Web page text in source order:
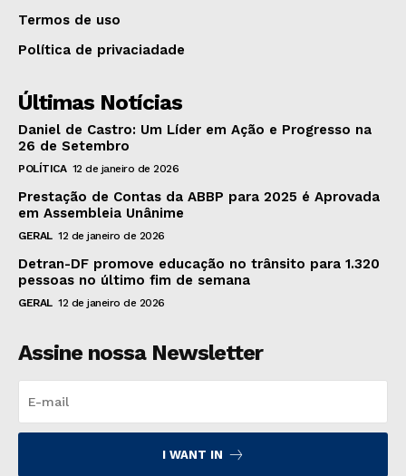
Termos de uso
Política de privaciadade
Últimas Notícias
Daniel de Castro: Um Líder em Ação e Progresso na
26 de Setembro
POLÍTICA 12 de janeiro de 2026
Prestação de Contas da ABBP para 2025 é Aprovada
em Assembleia Unânime
GERAL 12 de janeiro de 2026
Detran-DF promove educação no trânsito para 1.320
pessoas no último fim de semana
GERAL 12 de janeiro de 2026
Assine nossa Newsletter
I WANT IN